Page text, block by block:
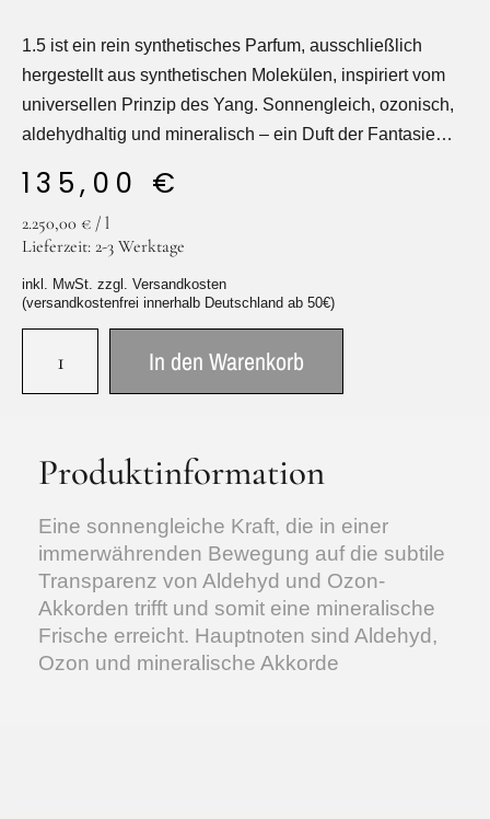
1.5 ist ein rein synthetisches Parfum, ausschließlich
hergestellt aus synthetischen Molekülen, inspiriert vom
universellen Prinzip des Yang. Sonnengleich, ozonisch,
aldehydhaltig und mineralisch – ein Duft der Fantasie…
135,00 €
2.250,00 € / l
Lieferzeit: 2-3 Werktage
inkl. MwSt. zzgl. Versandkosten
(versandkostenfrei innerhalb Deutschland ab 50€)
In den Warenkorb
Produktinformation
Eine sonnengleiche Kraft, die in einer
immerwährenden Bewegung auf die subtile
Transparenz von Aldehyd und Ozon-
Akkorden trifft und somit eine mineralische
Frische erreicht. Hauptnoten sind Aldehyd,
Ozon und mineralische Akkorde